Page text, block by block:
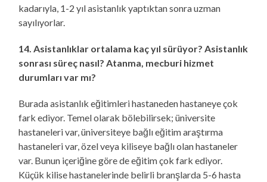
kadarıyla, 1-2 yıl asistanlık yaptıktan sonra uzman
sayılıyorlar.
14. Asistanlıklar ortalama kaç yıl sürüyor? Asistanlık
sonrası süreç nasıl? Atanma, mecburi hizmet
durumları var mı?
Burada asistanlık eğitimleri hastaneden hastaneye çok
fark ediyor. Temel olarak bölebilirsek; üniversite
hastaneleri var, üniversiteye bağlı eğitim araştırma
hastaneleri var, özel veya kiliseye bağlı olan hastaneler
var. Bunun içeriğine göre de eğitim çok fark ediyor.
Küçük kilise hastanelerinde belirli branşlarda 5-6 hasta